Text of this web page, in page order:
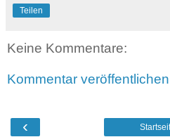
Teilen
Keine Kommentare:
Kommentar veröffentlichen
‹